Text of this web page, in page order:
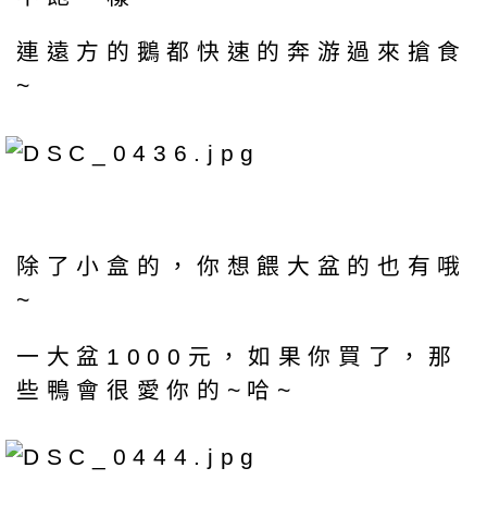
連遠方的鵝都快速的奔游過來搶食
~
除了小盒的，你想餵大盆的也有哦
~
一大盆1000元，如果你買了，那
些鴨會很愛你的~哈~